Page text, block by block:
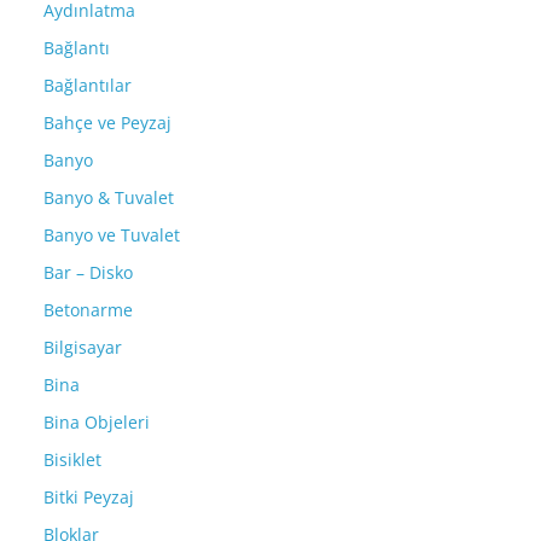
Aydınlatma
Bağlantı
Bağlantılar
Bahçe ve Peyzaj
Banyo
Banyo & Tuvalet
Banyo ve Tuvalet
Bar – Disko
Betonarme
Bilgisayar
Bina
Bina Objeleri
Bisiklet
Bitki Peyzaj
Bloklar